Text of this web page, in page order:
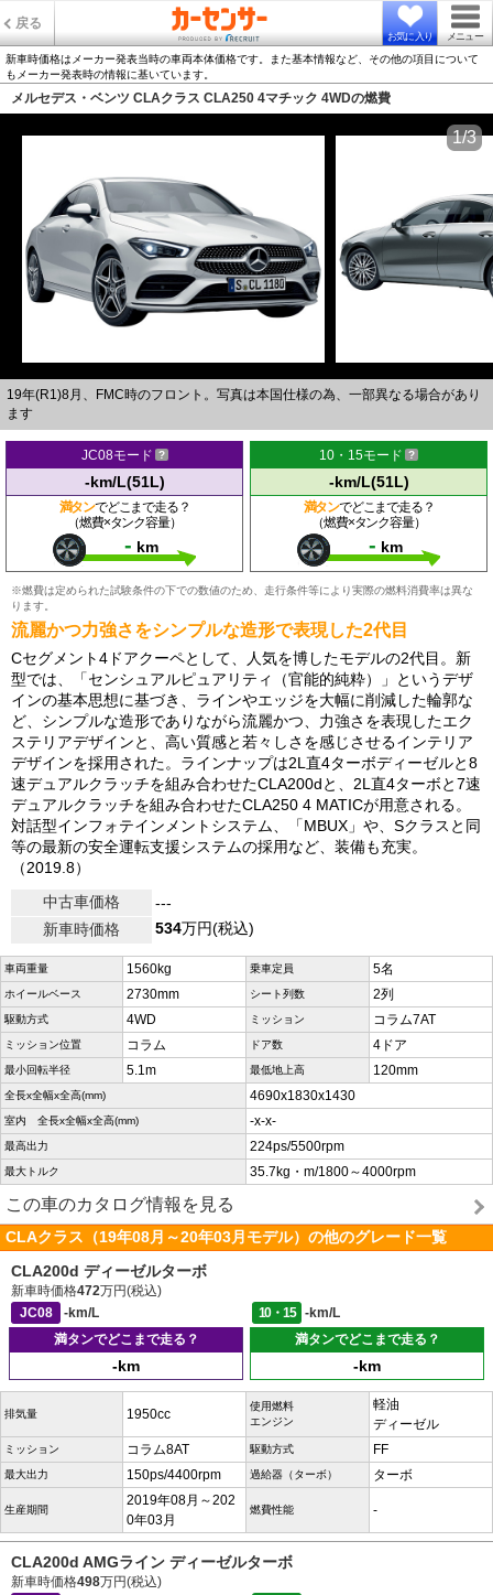
戻る
お気に入り メニュー
新車時価格はメーカー発表当時の車両本体価格です。また基本情報など、その他の項目について
もメーカー発表時の情報に基いています。
メルセデス・ベンツ CLAクラス CLA250 4マチック 4WDの燃費
19年(R1)8月、FMC時のフロント。写真は本国仕様の為、一部異なる場合があり
ます
1/3
JC08モード
-km/L(51L)
満タンでどこまで走る？
（燃費×タンク容量）
- km
10・15モード
-km/L(51L)
満タンでどこまで走る？
（燃費×タンク容量）
- km
※燃費は定められた試験条件の下での数値のため、走行条件等により実際の燃料消費率は異な
ります。
流麗かつ力強さをシンプルな造形で表現した2代目
Cセグメント4ドアクーペとして、人気を博したモデルの2代目。新
型では、「センシュアルピュアリティ（官能的純粋）」というデザ
インの基本思想に基づき、ラインやエッジを大幅に削減した輪郭な
ど、シンプルな造形でありながら流麗かつ、力強さを表現したエク
ステリアデザインと、高い質感と若々しさを感じさせるインテリア
デザインを採用された。ラインナップは2L直4ターボディーゼルと8
速デュアルクラッチを組み合わせたCLA200dと、2L直4ターボと7速
デュアルクラッチを組み合わせたCLA250 4 MATICが用意される。
対話型インフォテインメントシステム、「MBUX」や、Sクラスと同
等の最新の安全運転支援システムの採用など、装備も充実。
（2019.8）
中古車価格
---
新車時価格
534万円(税込)
車両重量 1560kg 乗車定員 5名
ホイールベース 2730mm シート列数 2列
駆動方式 4WD ミッション コラム7AT
ミッション位置 コラム ドア数 4ドア
最小回転半径 5.1m 最低地上高 120mm
全長x全幅x全高(mm) 4690x1830x1430
室内 全長x全幅x全高(mm) -x-x-
最高出力 224ps/5500rpm
最大トルク 35.7kg・m/1800～4000rpm
この車のカタログ情報を見る
CLAクラス（19年08月～20年03月モデル）の他のグレード一覧
CLA200d ディーゼルターボ
新車時価格472万円(税込)
JC08
-km/L 10・15
-km/L
満タンでどこまで走る？
-km
満タンでどこまで走る？
-km
排気量 1950cc
使用燃料
エンジン
軽油
ディーゼル
ミッション コラム8AT 駆動方式 FF
最大出力 150ps/4400rpm 過給器（ターボ） ターボ
生産期間
2019年08月～202
0年03月
燃費性能 -
CLA200d AMGライン ディーゼルターボ
新車時価格498万円(税込)